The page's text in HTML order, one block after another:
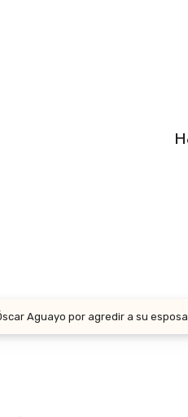
Aguayo por agredir a su